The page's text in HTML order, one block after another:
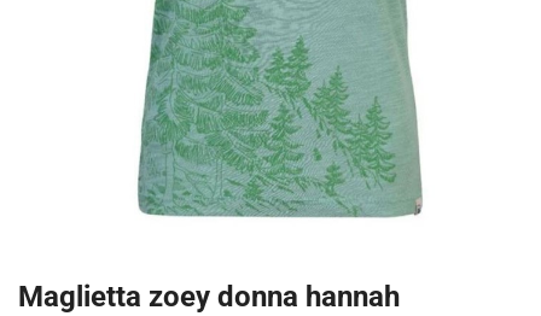
Maglietta zoey donna hannah